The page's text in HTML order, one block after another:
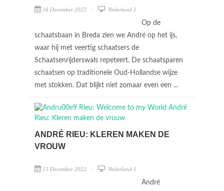
16 December 2022 Nederland 1
Op de
schaatsbaan in Breda zien we André op het ijs,
waar hij met veertig schaatsers de
Schaatsenrijderswals repeteert. De schaatsparen
schaatsen op traditionele Oud-Hollandse wijze
met stokken. Dat blijkt niet zomaar even een ...
ANDRÉ RIEU: KLEREN MAKEN DE
VROUW
15 December 2022 Nederland 1
André